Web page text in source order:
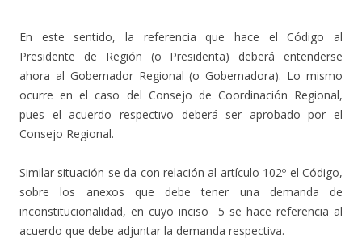
En este sentido, la referencia que hace el Código al
Presidente de Región (o Presidenta) deberá entenderse
ahora al Gobernador Regional (o Gobernadora). Lo mismo
ocurre en el caso del Consejo de Coordinación Regional,
pues el acuerdo respectivo deberá ser aprobado por el
Consejo Regional.
Similar situación se da con relación al artículo 102º el Código,
sobre los anexos que debe tener una demanda de
inconstitucionalidad, en cuyo inciso 5 se hace referencia al
acuerdo que debe adjuntar la demanda respectiva.